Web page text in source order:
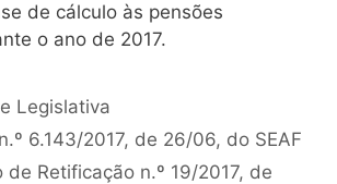
de cálculo às pensões
o ano de 2017.
Legislativa
6.143/2017, de 26/06, do SEAF
de Retificação n.º 19/2017, de